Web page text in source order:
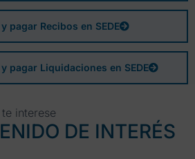
pagar Recibos en SEDE
pagar Liquidaciones en SEDE
interese
DE INTERÉS